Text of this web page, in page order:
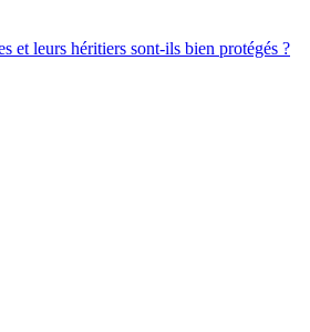
et leurs héritiers sont-ils bien protégés ?